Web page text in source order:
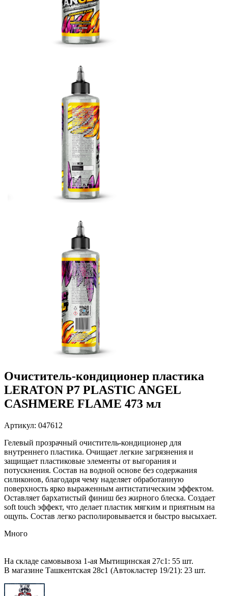
Очиститель-кондиционер пластика
LERATON P7 PLASTIC ANGEL
CASHMERE FLAME 473 мл
Артикул: 047612
Гелевый прозрачный очиститель-кондиционер для
внутреннего пластика. Очищает легкие загрязнения и
защищает пластиковые элементы от выгорания и
потускнения. Состав на водной основе без содержания
силиконов, благодаря чему наделяет обработанную
поверхность ярко выраженным антистатическим эффектом.
Оставляет бархатистый финиш без жирного блеска. Создает
soft touch эффект, что делает пластик мягким и приятным на
ощупь. Состав легко располировывается и быстро высыхает.
Много
На складе самовывоза 1-ая Мытищинская 27с1: 55 шт.
В магазине Ташкентская 28с1 (Автокластер 19/21): 23 шт.